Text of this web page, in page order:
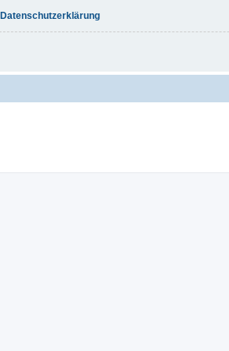
Datenschutzerklärung